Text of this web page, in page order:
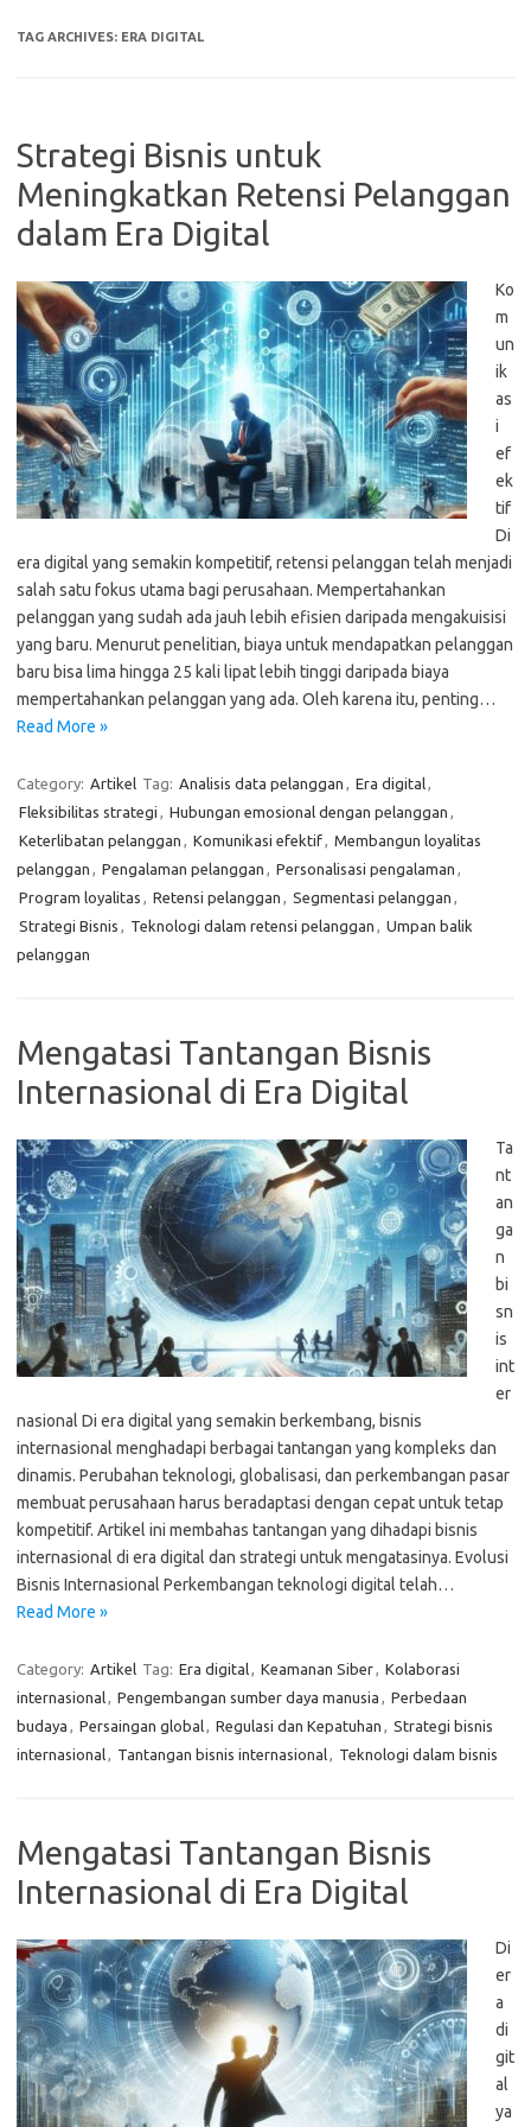
TAG ARCHIVES: ERA DIGITAL
Strategi Bisnis untuk
Meningkatkan Retensi Pelanggan
dalam Era Digital
Ko
m
un
ik
as
i
ef
ek
tif
Di
era digital yang semakin kompetitif, retensi pelanggan telah menjadi
salah satu fokus utama bagi perusahaan. Mempertahankan
pelanggan yang sudah ada jauh lebih efisien daripada mengakuisisi
yang baru. Menurut penelitian, biaya untuk mendapatkan pelanggan
baru bisa lima hingga 25 kali lipat lebih tinggi daripada biaya
mempertahankan pelanggan yang ada. Oleh karena itu, penting…
Read More »
Category: Artikel Tag: Analisis data pelanggan , Era digital,
Fleksibilitas strategi , Hubungan emosional dengan pelanggan ,
Keterlibatan pelanggan , Komunikasi efektif, Membangun loyalitas
pelanggan , Pengalaman pelanggan , Personalisasi pengalaman ,
Program loyalitas , Retensi pelanggan , Segmentasi pelanggan ,
Strategi Bisnis , Teknologi dalam retensi pelanggan , Umpan balik
pelanggan
Mengatasi Tantangan Bisnis
Internasional di Era Digital
Ta
nt
an
ga
n
bi
sn
is
int
er
nasional Di era digital yang semakin berkembang, bisnis
internasional menghadapi berbagai tantangan yang kompleks dan
dinamis. Perubahan teknologi, globalisasi, dan perkembangan pasar
membuat perusahaan harus beradaptasi dengan cepat untuk tetap
kompetitif. Artikel ini membahas tantangan yang dihadapi bisnis
internasional di era digital dan strategi untuk mengatasinya. Evolusi
Bisnis Internasional Perkembangan teknologi digital telah…
Read More »
Category: Artikel Tag: Era digital, Keamanan Siber, Kolaborasi
internasional, Pengembangan sumber daya manusia , Perbedaan
budaya , Persaingan global, Regulasi dan Kepatuhan , Strategi bisnis
internasional, Tantangan bisnis internasional, Teknologi dalam bisnis
Mengatasi Tantangan Bisnis
Internasional di Era Digital
Di
er
a
di
git
al
ya